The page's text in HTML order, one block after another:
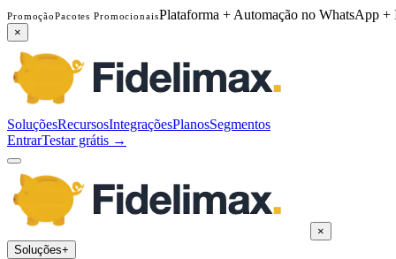
PromoçãoPacotes PromocionaisPlataforma + Automação no WhatsApp
×
SoluçõesRecursosIntegraçõesPlanosSegmentos
EntrarTestar grátis →
×
Soluções+